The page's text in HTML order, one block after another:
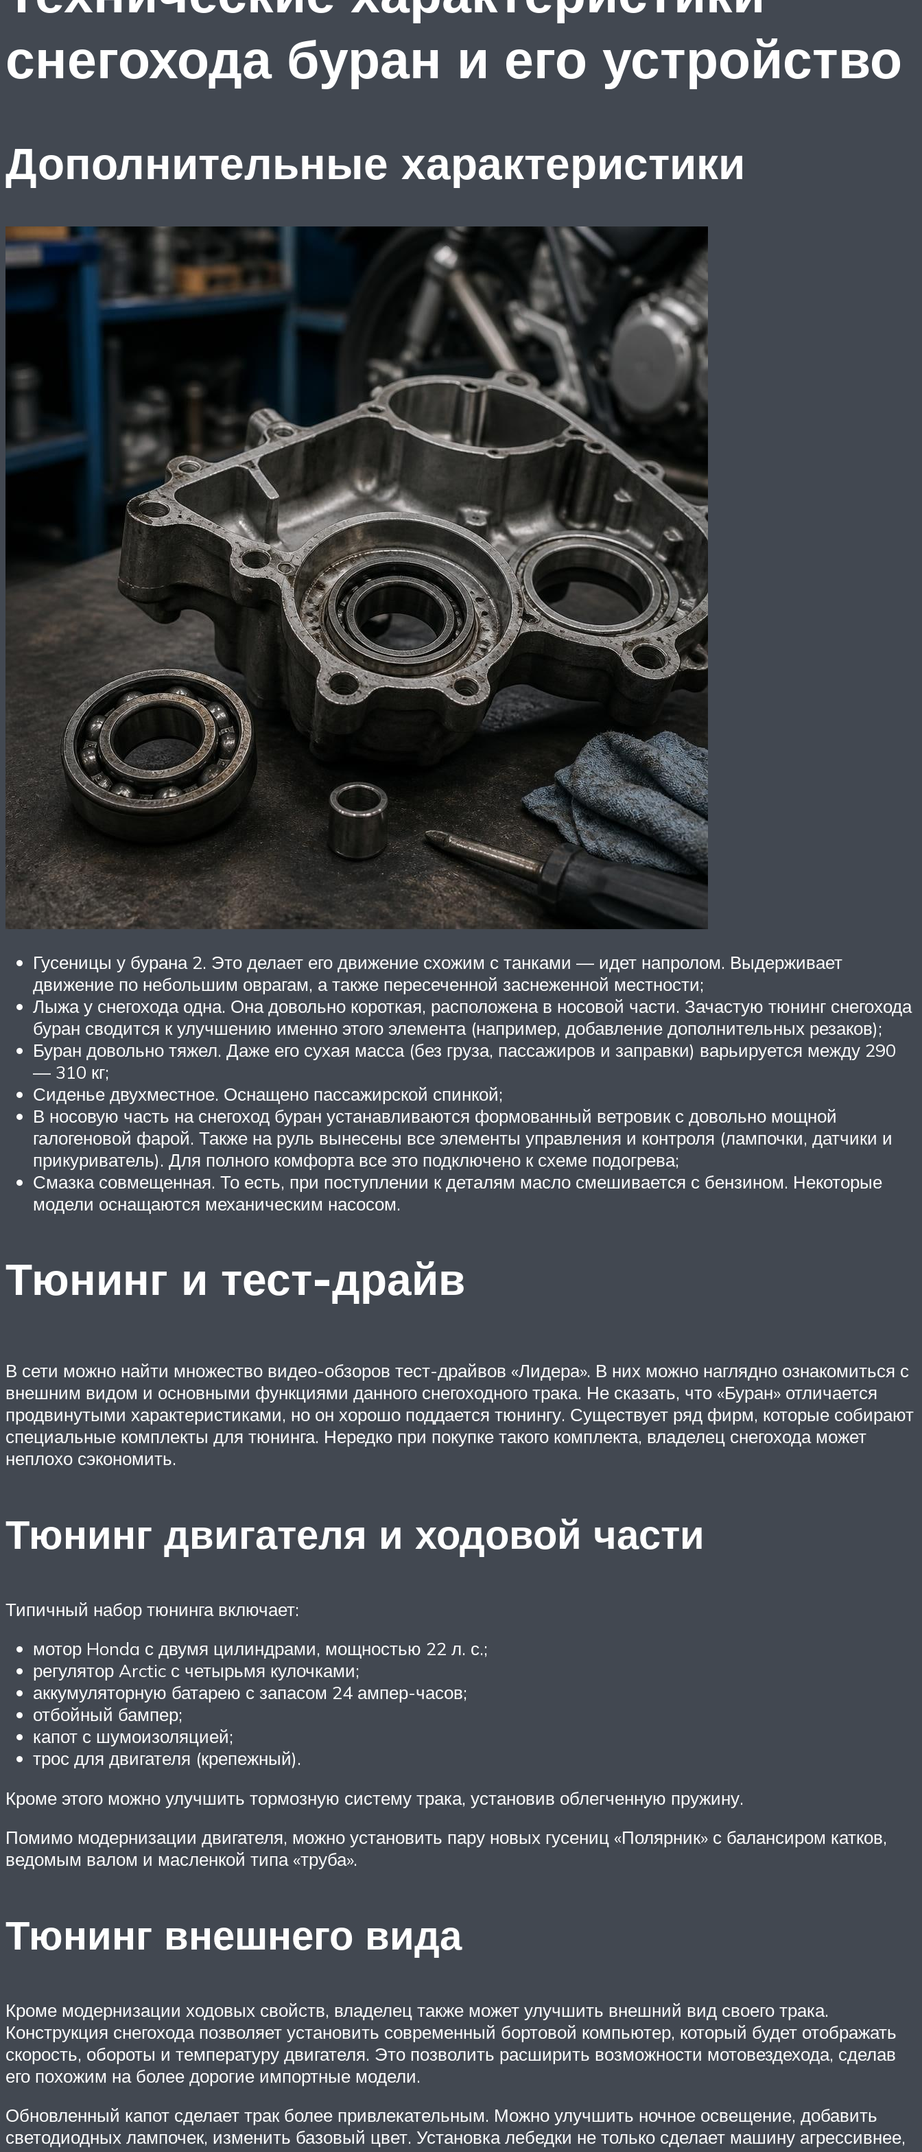
снегохода буран и его устройство
Дополнительные характеристики
Гусеницы у бурана 2. Это делает его движение схожим с танками — идет напролом. Выдерживает
движение по небольшим оврагам, а также пересеченной заснеженной местности;
Лыжа у снегохода одна. Она довольно короткая, расположена в носовой части. Зачастую тюнинг снегохода
буран сводится к улучшению именно этого элемента (например, добавление дополнительных резаков);
Буран довольно тяжел. Даже его сухая масса (без груза, пассажиров и заправки) варьируется между 290
— 310 кг;
Сиденье двухместное. Оснащено пассажирской спинкой;
В носовую часть на снегоход буран устанавливаются формованный ветровик с довольно мощной
галогеновой фарой. Также на руль вынесены все элементы управления и контроля (лампочки, датчики и
прикуриватель). Для полного комфорта все это подключено к схеме подогрева;
Смазка совмещенная. То есть, при поступлении к деталям масло смешивается с бензином. Некоторые
модели оснащаются механическим насосом.
Тюнинг и тест-драйв
В сети можно найти множество видео-обзоров тест-драйвов «Лидера». В них можно наглядно ознакомиться с
внешним видом и основными функциями данного снегоходного трака. Не сказать, что «Буран» отличается
продвинутыми характеристиками, но он хорошо поддается тюнингу. Существует ряд фирм, которые собирают
специальные комплекты для тюнинга. Нередко при покупке такого комплекта, владелец снегохода может
неплохо сэкономить.
Тюнинг двигателя и ходовой части
Типичный набор тюнинга включает:
мотор Honda с двумя цилиндрами, мощностью 22 л. с.;
регулятор Arctic с четырьмя кулочками;
аккумуляторную батарею с запасом 24 ампер-часов;
отбойный бампер;
капот с шумоизоляцией;
трос для двигателя (крепежный).
Кроме этого можно улучшить тормозную систему трака, установив облегченную пружину.
Помимо модернизации двигателя, можно установить пару новых гусениц «Полярник» с балансиром катков,
ведомым валом и масленкой типа «труба».
Тюнинг внешнего вида
Кроме модернизации ходовых свойств, владелец также может улучшить внешний вид своего трака.
Конструкция снегохода позволяет установить современный бортовой компьютер, который будет отображать
скорость, обороты и температуру двигателя. Это позволить расширить возможности мотовездехода, сделав
его похожим на более дорогие импортные модели.
Обновленный капот сделает трак более привлекательным. Можно улучшить ночное освещение, добавить
светодиодных лампочек, изменить базовый цвет. Установка лебедки не только сделает машину агрессивнее,